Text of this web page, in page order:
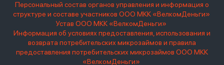
Персональный состав органов управления и информация о
структуре и составе участников ООО МКК «ВелкомДеньги»
Устав ООО МКК «ВелкомДеньги»
Информация об условиях предоставления, использования и
возврата потребительских микрозаймов и правила
предоставления потребительских микрозаймов ООО МКК
«ВелкомДеньги»